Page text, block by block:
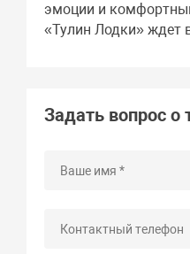
эмоции и
«Тулин Лодки» ждет
Задать вопрос о